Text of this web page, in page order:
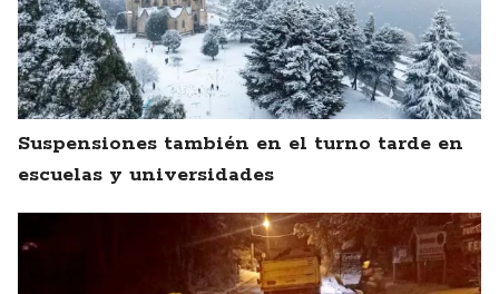
Suspensiones también en el turno tarde en
escuelas y universidades